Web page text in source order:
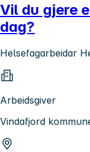
Vil du gjere
dag?
Helsefagarbeidar
Arbeidsgiver
Vindafjord